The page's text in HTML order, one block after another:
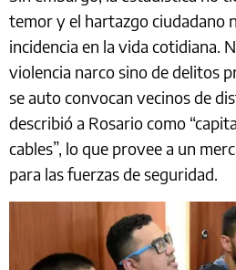
temor y el hartazgo ciudadano
incidencia en la vida cotidiana.
violencia narco sino de delitos
se auto convocan vecinos de
describió a Rosario como
cables”, lo que provee a un
para las fuerzas de seguridad.